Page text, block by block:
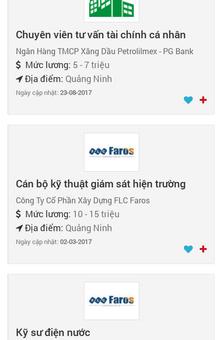
Chuyên viên tư vấn tài chính cá nhân
Ngân Hàng TMCP Xăng Dầu Petrolilmex - PG Bank
Mức lương: 5 - 7 triệu
Địa điểm: Quảng Ninh
Ngày cập nhật:23-08-2017
Cán bộ kỹ thuật giám sát hiện trường
Công Ty Cổ Phần Xây Dựng FLC Faros
Mức lương: 10 - 15 triệu
Địa điểm: Quảng Ninh
Ngày cập nhật:02-03-2017
Kỹ sư điện nước